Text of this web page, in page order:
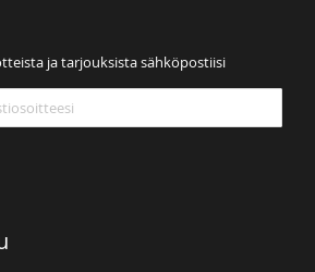
ja tarjouksista sähköpostiisi